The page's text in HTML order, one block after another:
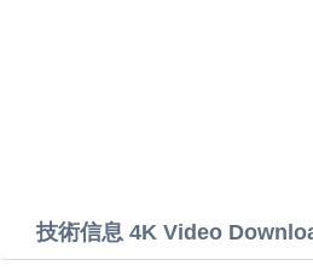
技術信息 4K Video